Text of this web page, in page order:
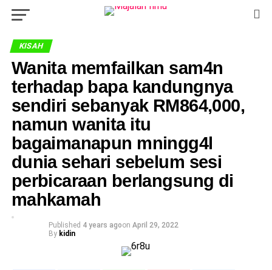
KISAH
Wanita memfailkan sam4n
terhadap bapa kandungnya
sendiri sebanyak RM864,000,
namun wanita itu
bagaimanapun mningg4l
dunia sehari sebelum sesi
perbicaraan berlangsung di
mahkamah
Published 4 years agoon April 29, 2022
By kidin